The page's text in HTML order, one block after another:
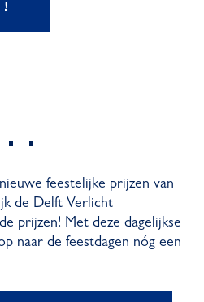
feestelijke prijzen van
de Delft Verlicht
prijzen! Met deze dagelijkse
naar de feestdagen nóg een